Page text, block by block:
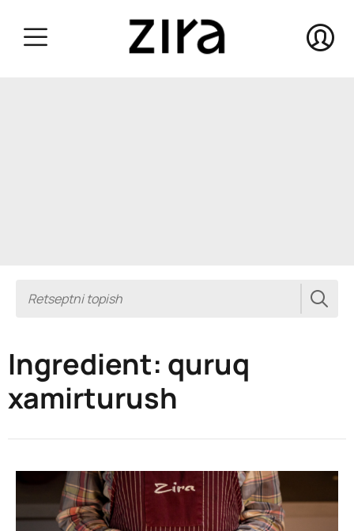
Ingredient: quruq
xamirturush